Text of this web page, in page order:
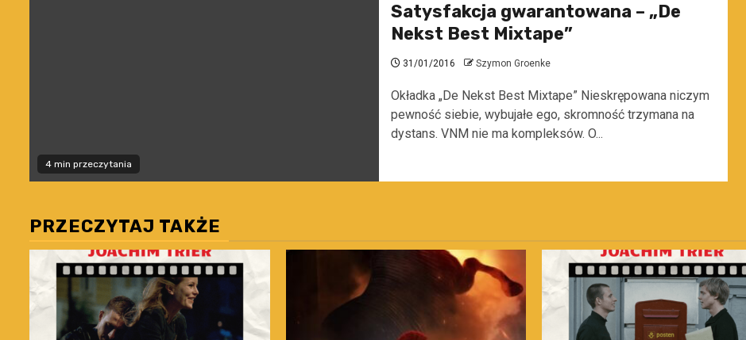
4 min przeczytania
Satysfakcja gwarantowana – „De
Nekst Best Mixtape”
31/01/2016 Szymon Groenke
Okładka „De Nekst Best Mixtape” Nieskrępowana niczym
pewność siebie, wybujałe ego, skromność trzymana na
dystans. VNM nie ma kompleksów. O...
PRZECZYTAJ TAKŻE